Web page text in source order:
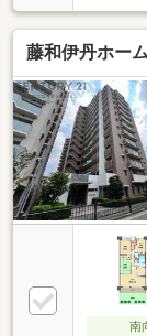
いの静
藤和伊丹ホー
南